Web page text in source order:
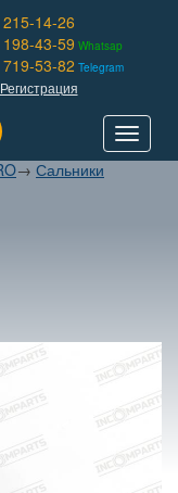
14-26
43-59 Whatsap
53-82 Telegram
Регистрация
Toggle
→ Сальники